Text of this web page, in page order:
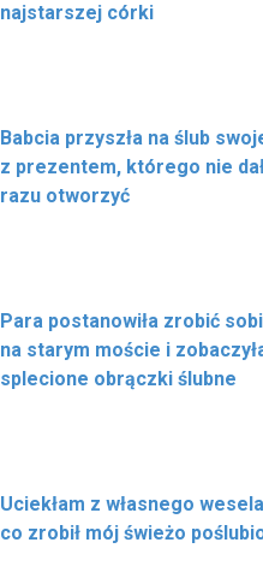
najstarszej córki
Babcia przyszła na ślub
z prezentem, którego nie
razu otworzyć
Para postanowiła zrobić
na starym moście i
splecione obrączki ślubne
Uciekłam z własnego
co zrobił mój świeżo